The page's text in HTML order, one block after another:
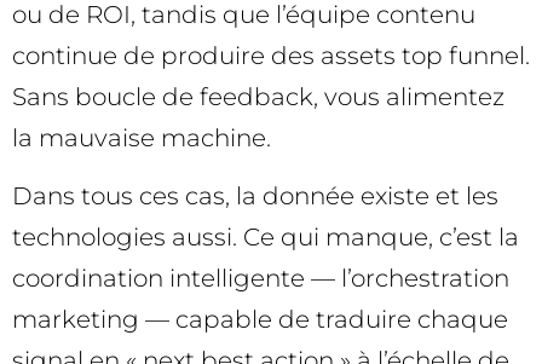
ou de ROI, tandis que l’équipe contenu
continue de produire des assets top funnel.
Sans boucle de feedback, vous alimentez
la mauvaise machine.
Dans tous ces cas, la donnée existe et les
technologies aussi. Ce qui manque, c’est la
coordination intelligente — l’orchestration
marketing — capable de traduire chaque